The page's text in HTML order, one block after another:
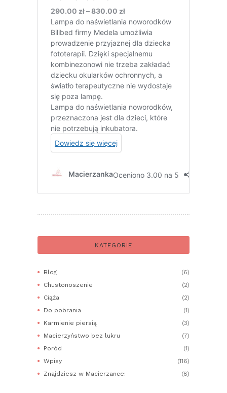
KATEGORIE
Blog
(6)
Chustonoszenie
(2)
Ciąża
(2)
Do pobrania
(1)
Karmienie piersią
(3)
Macierzyństwo bez lukru
(7)
Poród
(1)
Wpisy
(116)
Znajdziesz w Macierzance:
(8)